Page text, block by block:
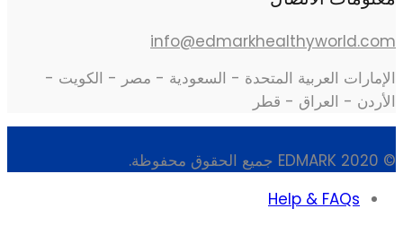
info@edmarkhealthyworld.com
الإمارات العربية المتحدة - السعودية - مصر - الكويت -
الأردن - العراق - قطر
© 2020 EDMARK جميع الحقوق محفوظة.
Help & FAQs